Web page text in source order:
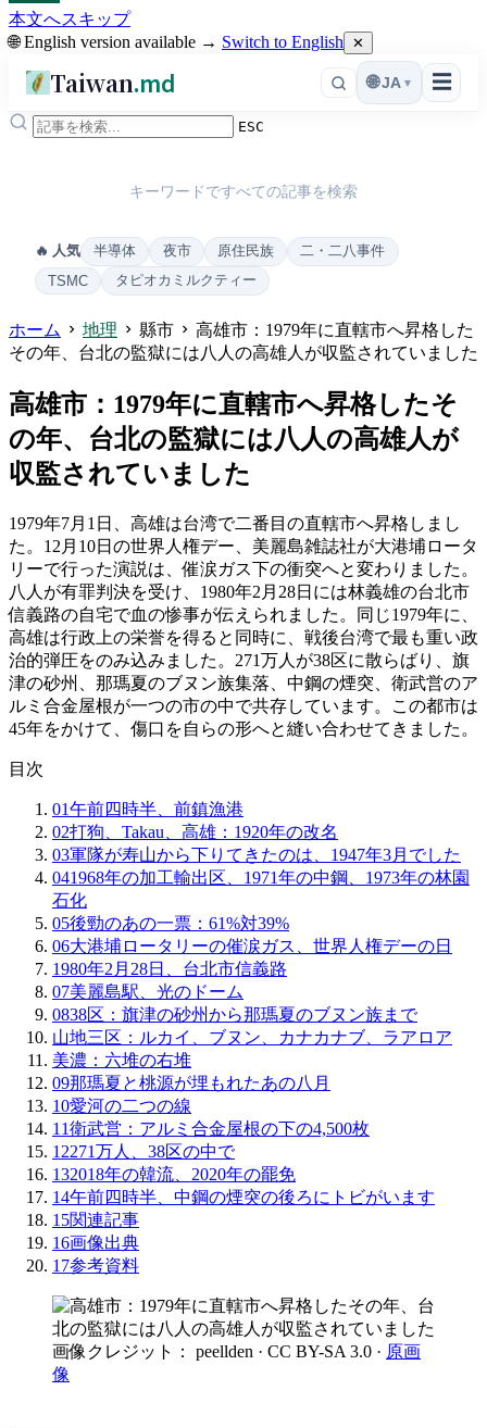
本文へスキップ
🌐 English version available → Switch to English ✕
Taiwan.md ☰
🌐 JA ▾
ESC
キーワードですべての記事を検索
🔥 人気 半導体 夜市 原住民族
二・二八事件
TSMC
タピオカミルクティー
ホーム 地理 縣市
高雄市：1979年に直轄市へ昇格した
その年、台北の監獄には八人の高雄人が収監されていました
高雄市：1979年に直轄市へ昇格したそ
の年、台北の監獄には八人の高雄人が
収監されていました
1979年7月1日、高雄は台湾で二番目の直轄市へ昇格しまし
た。12月10日の世界人権デー、美麗島雑誌社が大港埔ロータ
リーで行った演説は、催涙ガス下の衝突へと変わりました。
八人が有罪判決を受け、1980年2月28日には林義雄の台北市
信義路の自宅で血の惨事が伝えられました。同じ1979年に、
高雄は行政上の栄誉を得ると同時に、戦後台湾で最も重い政
治的弾圧をのみ込みました。271万人が38区に散らばり、旗
津の砂州、那瑪夏のブヌン族集落、中鋼の煙突、衛武営のア
ルミ合金屋根が一つの市の中で共存しています。この都市は
45年をかけて、傷口を自らの形へと縫い合わせてきました。
目次
01午前四時半、前鎮漁港
02打狗、Takau、高雄：1920年の改名
03軍隊が寿山から下りてきたのは、1947年3月でした
041968年の加工輸出区、1971年の中鋼、1973年の林園
石化
05後勁のあの一票：61%対39%
06大港埔ロータリーの催涙ガス、世界人権デーの日
1980年2月28日、台北市信義路
07美麗島駅、光のドーム
0838区：旗津の砂州から那瑪夏のブヌン族まで
山地三区：ルカイ、ブヌン、カナカナブ、ラアロア
美濃：六堆の右堆
09那瑪夏と桃源が埋もれたあの八月
10愛河の二つの線
11衛武営：アルミ合金屋根の下の4,500枚
12271万人、38区の中で
132018年の韓流、2020年の罷免
14午前四時半、中鋼の煙突の後ろにトビがいます
15関連記事
16画像出典
17参考資料
画像クレジット： peellden · CC BY-SA 3.0 · 原画
像